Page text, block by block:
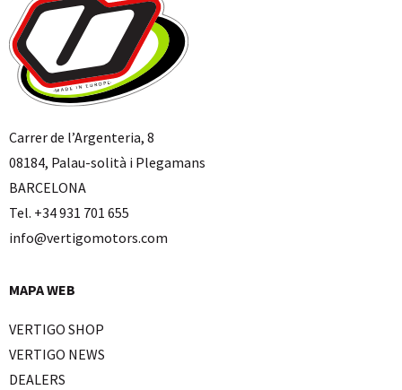
Carrer de l’Argenteria, 8
08184, Palau-solità i Plegamans
BARCELONA
Tel. +34 931 701 655
info@vertigomotors.com
MAPA WEB
VERTIGO SHOP
VERTIGO NEWS
DEALERS